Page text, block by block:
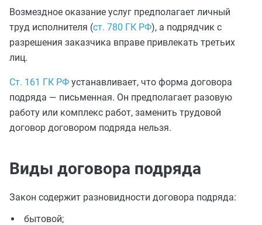
Возмездное оказание услуг предполагает личный
труд исполнителя (ст. 780 ГК РФ), а подрядчик с
разрешения заказчика вправе привлекать третьих
лиц.
Ст. 161 ГК РФ устанавливает, что форма договора
подряда — письменная. Он предполагает разовую
работу или комплекс работ, заменить трудовой
договор договором подряда нельзя.
Виды договора подряда
Закон содержит разновидности договора подряда:
бытовой;